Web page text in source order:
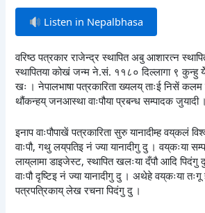
Listen in Nepalbhasa
वरिष्ठ पत्रकार राजेन्द्र स्थापित अबु आशारत्न
स्थापितया कोखं जन्म ने.सं. ११८० दिल्लागा ९ कुन्हु
खः । नेपालभाषा पत्रकारिता ख्यलय् ताःई निसें कलम
थौंकन्हय् जनआस्था वाःपौया प्रबन्ध सम्पादक जुयादी ।
इनाप वाःपौपाखें पत्रकारिता सुरु यानादीम्ह वय्‌कलं
वाःपौ, गथु लय्‌पतिइ नं ज्या यानादीगु दु । वय्‌कःया
लाय्‌लामा डाइजेस्ट, स्थापित खलःया दँपौ आदि पिदंगु
वाःपौ दृष्टिइ नं ज्या यानादीगु दु । अथेहे वय्‌कःया तःगू
पत्रपत्रिकाय् लेख रचना पिदंगु दु ।